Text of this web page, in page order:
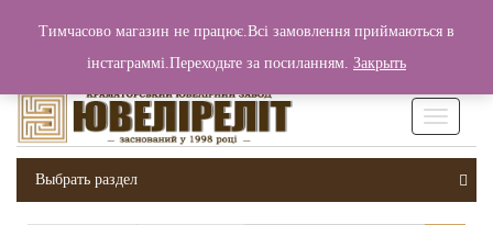
Вход / Регистрация 0 грн.
Выбрать раздел
Тимчасово магазин не працює.Всі замовлення приймаються в
інстаграммі.Переходьте за посиланням. Закрыть